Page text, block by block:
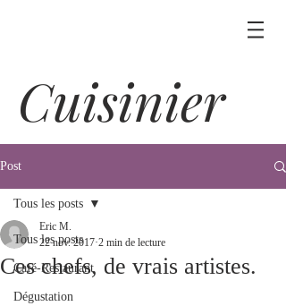
Cuisinier
Post
Tous les posts
Café-Restaurant
Dégustation
Tous les posts
Ces chefs, de vrais artistes.
Eric M.
22 nov. 2017 2 min de lecture